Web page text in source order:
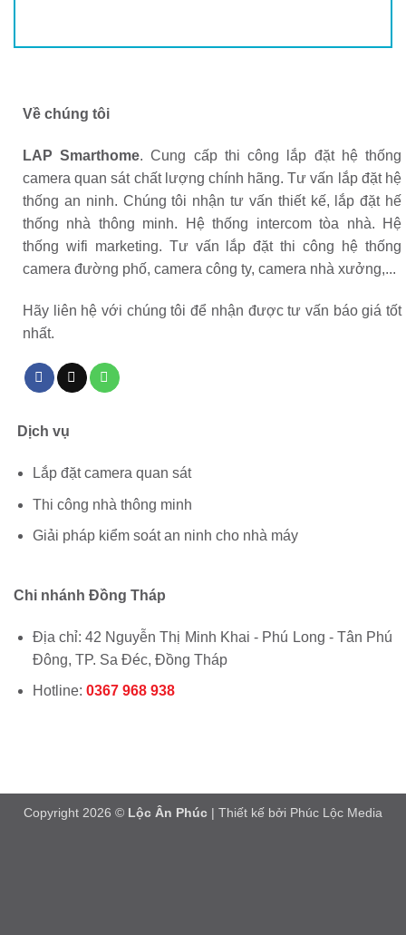
Về chúng tôi
LAP Smarthome. Cung cấp thi công lắp đặt hệ thống
camera quan sát chất lượng chính hãng. Tư vấn lắp đặt hệ
thống an ninh. Chúng tôi nhận tư vấn thiết kế, lắp đặt hế
thống nhà thông minh. Hệ thống intercom tòa nhà. Hệ
thống wifi marketing. Tư vấn lắp đặt thi công hệ thống
camera đường phố, camera công ty, camera nhà xưởng,...
Hãy liên hệ với chúng tôi để nhận được tư vấn báo giá tốt
nhất.
Dịch vụ
Lắp đặt camera quan sát
Thi công nhà thông minh
Giải pháp kiểm soát an ninh cho nhà máy
Chi nhánh Đồng Tháp
Địa chỉ: 42 Nguyễn Thị Minh Khai - Phú Long - Tân Phú
Đông, TP. Sa Đéc, Đồng Tháp
Hotline: 0367 968 938
Copyright 2026 © Lộc Ân Phúc | Thiết kế bởi Phúc Lộc Media